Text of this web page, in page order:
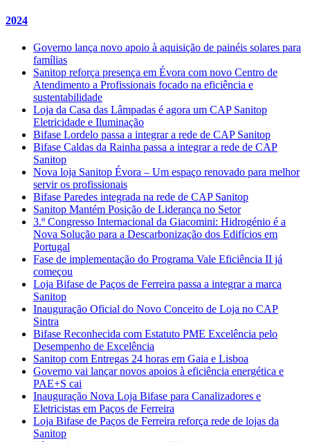
2024
Governo lança novo apoio à aquisição de painéis solares para
famílias
Sanitop reforça presença em Évora com novo Centro de
Atendimento a Profissionais focado na eficiência e
sustentabilidade
Loja da Casa das Lâmpadas é agora um CAP Sanitop
Eletricidade e Iluminação
Bifase Lordelo passa a integrar a rede de CAP Sanitop
Bifase Caldas da Rainha passa a integrar a rede de CAP
Sanitop
Nova loja Sanitop Évora – Um espaço renovado para melhor
servir os profissionais
Bifase Paredes integrada na rede de CAP Sanitop
Sanitop Mantém Posição de Liderança no Setor
3.º Congresso Internacional da Giacomini: Hidrogénio é a
Nova Solução para a Descarbonização dos Edifícios em
Portugal
Fase de implementação do Programa Vale Eficiência II já
começou
Loja Bifase de Paços de Ferreira passa a integrar a marca
Sanitop
Inauguração Oficial do Novo Conceito de Loja no CAP
Sintra
Bifase Reconhecida com Estatuto PME Excelência pelo
Desempenho de Excelência
Sanitop com Entregas 24 horas em Gaia e Lisboa
Governo vai lançar novos apoios à eficiência energética e
PAE+S cai
Inauguração Nova Loja Bifase para Canalizadores e
Eletricistas em Paços de Ferreira
Loja Bifase de Paços de Ferreira reforça rede de lojas da
Sanitop